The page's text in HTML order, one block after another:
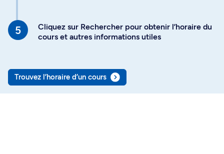
Cliquez sur Rechercher pour obtenir l’horaire du
cours et autres informations utiles
Trouvez l’horaire d’un cours